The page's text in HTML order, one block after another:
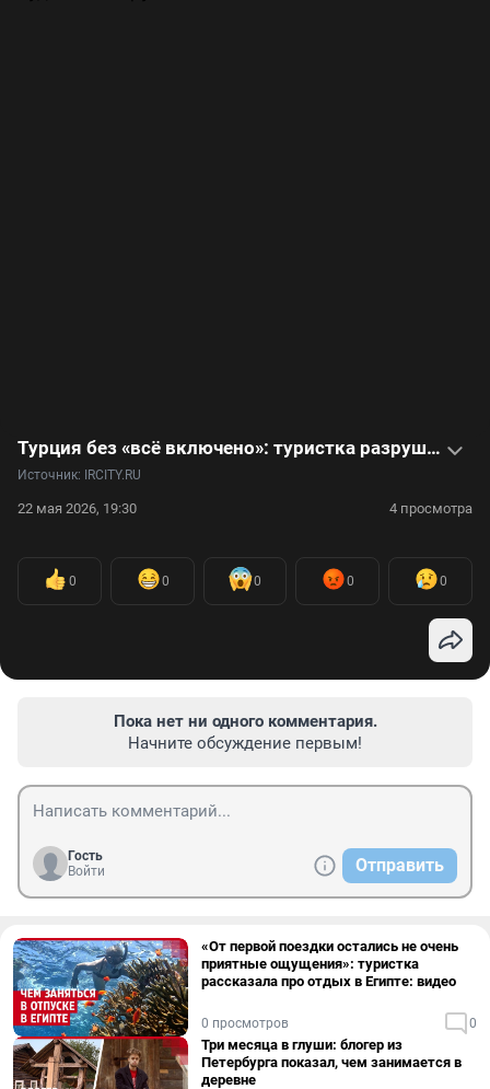
Турция без «всё включено»: туристка разрушила свои стереотипы о стране. Видео
Источник: IRCITY.RU
22 мая 2026, 19:30 4 просмотра
0 0 0 0 0
Пока нет ни одного комментария.
Начните обсуждение первым!
Гость
Войти
Отправить
«От первой поездки остались не очень
приятные ощущения»: туристка
рассказала про отдых в Египте: видео
0 просмотров 0
Три месяца в глуши: блогер из
Петербурга показал, чем занимается в
деревне